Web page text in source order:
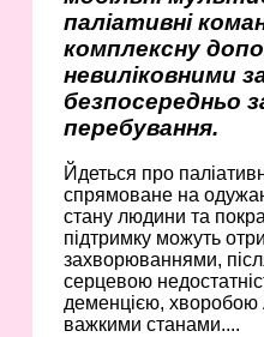
паліативні
комплексну
невиліковними
безпосередньо
перебування.
Йдеться про
спрямоване на
стану людини та
підтримку можуть
захворюваннями,
серцевою
деменцією, хворобою
важкими станами....